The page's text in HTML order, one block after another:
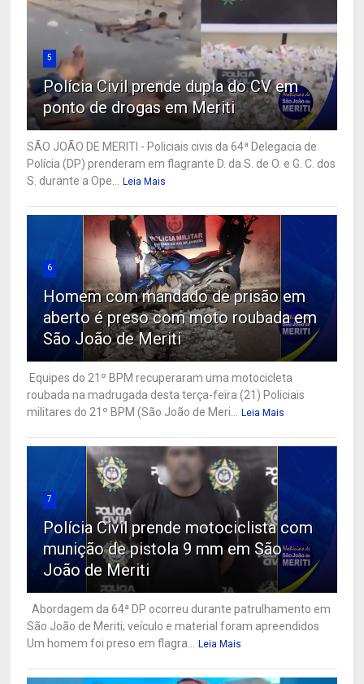
5
Polícia Civil prende dupla do CV em
ponto de drogas em Meriti
SÃO JOÃO DE MERITI - Policiais civis da 64ª Delegacia de
Polícia (DP) prenderam em flagrante D. da S. de O. e G. C. dos
S. durante a Ope... Leia Mais
6
Homem com mandado de prisão em
aberto é preso com moto roubada em
São João de Meriti
Equipes do 21º BPM recuperaram uma motocicleta
roubada na madrugada desta terça-feira (21) Policiais
militares do 21º BPM (São João de Meri... Leia Mais
7
Polícia Civil prende motociclista com
munição de pistola 9 mm em São
João de Meriti
Abordagem da 64ª DP ocorreu durante patrulhamento em
São João de Meriti; veículo e material foram apreendidos
Um homem foi preso em flagra... Leia Mais